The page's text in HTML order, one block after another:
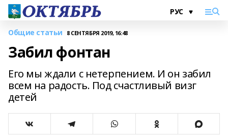
Общие статьи 8 СЕНТЯБРЯ 2019, 16:48
Забил фонтан
Его мы ждали с нетерпением. И он забил
всем на радость. Под счастливый визг
детей